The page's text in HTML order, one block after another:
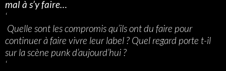
mal à s’y faire…
‘
Quelle sont les compromis qu’ils ont du faire pour
continuer à faire vivre leur label ? Quel regard porte t-il
sur la scène punk d’aujourd’hui ?
‘